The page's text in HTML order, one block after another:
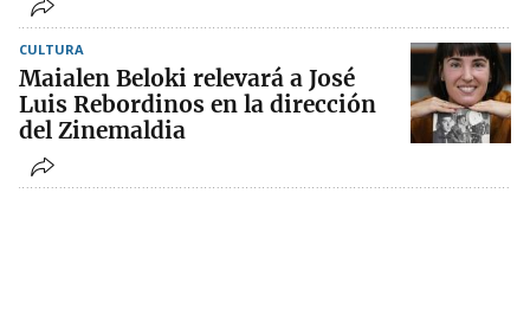
CULTURA
Maialen Beloki relevará a José
Luis Rebordinos en la dirección
del Zinemaldia